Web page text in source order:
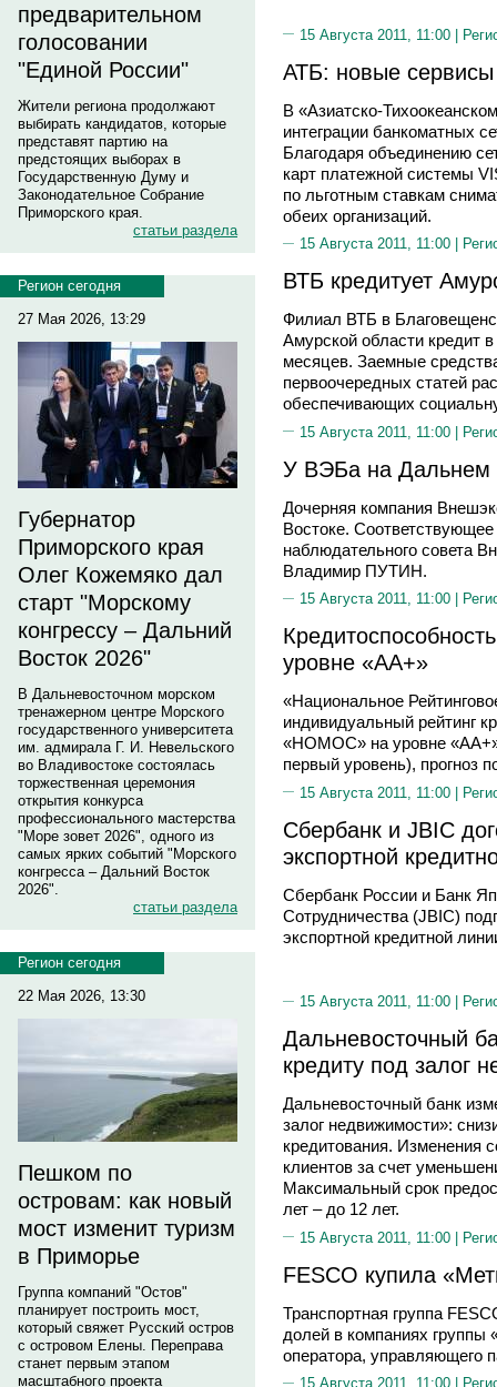
предварительном
голосовании
"Единой России"
Жители региона продолжают
выбирать кандидатов, которые
представят партию на
предстоящих выборах в
Государственную Думу и
Законодательное Собрание
Приморского края.
статьи раздела
Регион сегодня
27 Мая 2026, 13:29
Губернатор
Приморского края
Олег Кожемяко дал
старт "Морскому
конгрессу – Дальний
Восток 2026"
В Дальневосточном морском
тренажерном центре Морского
государственного университета
им. адмирала Г. И. Невельского
во Владивостоке состоялась
торжественная церемония
открытия конкурса
профессионального мастерства
"Море зовет 2026", одного из
самых ярких событий "Морского
конгресса – Дальний Восток
2026".
статьи раздела
Регион сегодня
22 Мая 2026, 13:30
Пешком по
островам: как новый
мост изменит туризм
в Приморье
Группа компаний "Остов"
планирует построить мост,
который свяжет Русский остров
с островом Елены. Переправа
станет первым этапом
масштабного проекта
15 Августа 2011, 11:00 |
АТБ: новые
В «Азиатско-
интеграции банкоматных
Благодаря объединению
карт платежной системы
по льготным ставкам
обеих организаций.
15 Августа 2011, 11:00 |
ВТБ кредитует
Филиал ВТБ в
Амурской области кредит
месяцев. Заемные
первоочередных статей
обеспечивающих
15 Августа 2011, 11:00 |
У ВЭБа на Дальнем
Дочерняя компания
Востоке.
наблюдательного совета
Владимир ПУТИН.
15 Августа 2011, 11:00 |
уровне «АА+»
«Национальное
индивидуальный рейтинг
«НОМОС» на уровне «АА+»
первый уровень), прогноз
15 Августа 2011, 11:00 |
Сбербанк и JBIC
экспортной
Сбербанк России и Банк
Сотрудничества (JBIC)
экспортной кредитной
15 Августа 2011, 11:00 |
Дальневосточный
кредиту под залог
Дальневосточный банк
залог недвижимости»:
кредитования. Изменения
клиентов за счет
Максимальный срок
лет – до 12 лет.
15 Августа 2011, 11:00 |
FESCO купила
Транспортная группа
долей в компаниях группы
оператора, управляющего
15 Августа 2011, 11:00 |